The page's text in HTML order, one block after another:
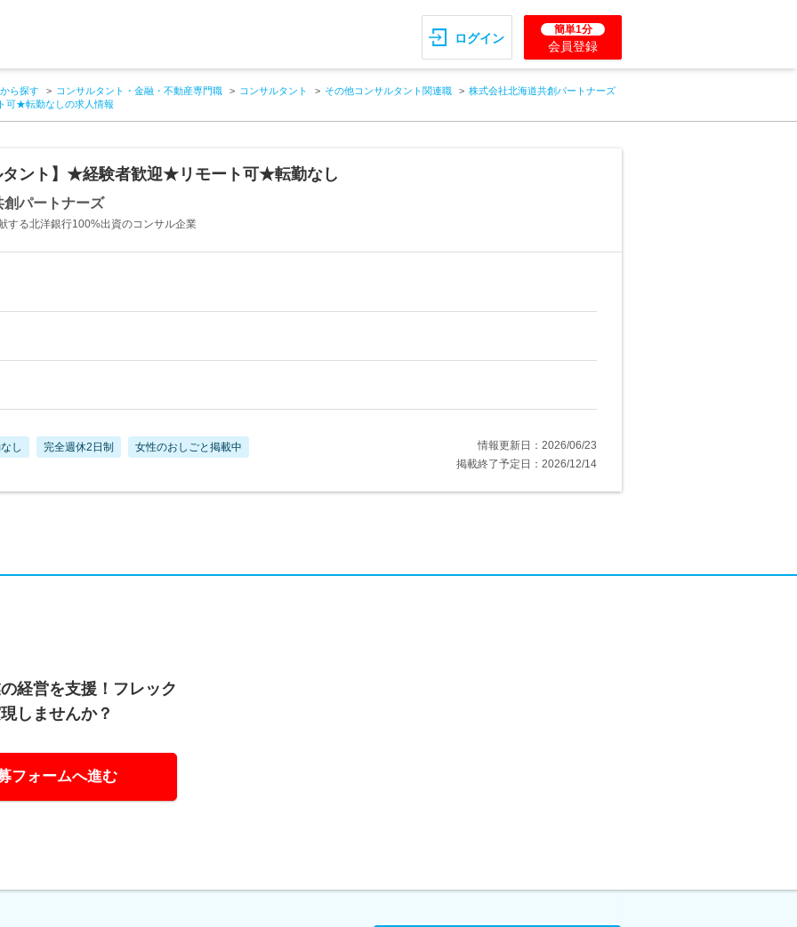
ログイン
簡単1分
会員登録
ら探す コンサルタント・金融・不動産専門職 コンサルタント その他コンサルタント関連職
株式会社北海道共創パートナーズ
可★転勤なしの求人情報
タント】★経験者歓迎★リモート可★転勤なし
パートナーズ
する北洋銀行100%出資のコンサル企業
し 完全週休2日制 女性のおしごと掲載中
情報更新日：2026/06/23
掲載終了予定日：2026/12/14
経営を支援！フレック
しませんか？
フォームへ進む